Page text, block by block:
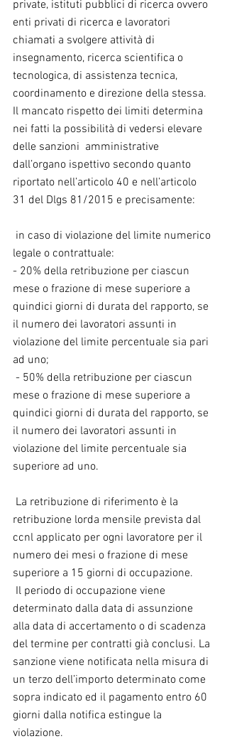
private, istituti pubblici di ricerca ovvero
enti privati di ricerca e lavoratori
chiamati a svolgere attività di
insegnamento, ricerca scientifica o
tecnologica, di assistenza tecnica,
coordinamento e direzione della stessa.
Il mancato rispetto dei limiti determina
nei fatti la possibilità di vedersi elevare
delle sanzioni  amministrative
dall’organo ispettivo secondo quanto
riportato nell’articolo 40 e nell’articolo
31 del Dlgs 81/2015 e precisamente:
legale o contrattuale:
- 20% della retribuzione per ciascun
mese o frazione di mese superiore a
quindici giorni di durata del rapporto, se
il numero dei lavoratori assunti in
violazione del limite percentuale sia pari
ad uno;
mese o frazione di mese superiore a
quindici giorni di durata del rapporto, se
il numero dei lavoratori assunti in
violazione del limite percentuale sia
superiore ad uno.
retribuzione lorda mensile prevista dal
ccnl applicato per ogni lavoratore per il
numero dei mesi o frazione di mese
superiore a 15 giorni di occupazione.
determinato dalla data di assunzione
alla data di accertamento o di scadenza
del termine per contratti già conclusi. La
sanzione viene notificata nella misura di
un terzo dell’importo determinato come
sopra indicato ed il pagamento entro 60
giorni dalla notifica estingue la
violazione.